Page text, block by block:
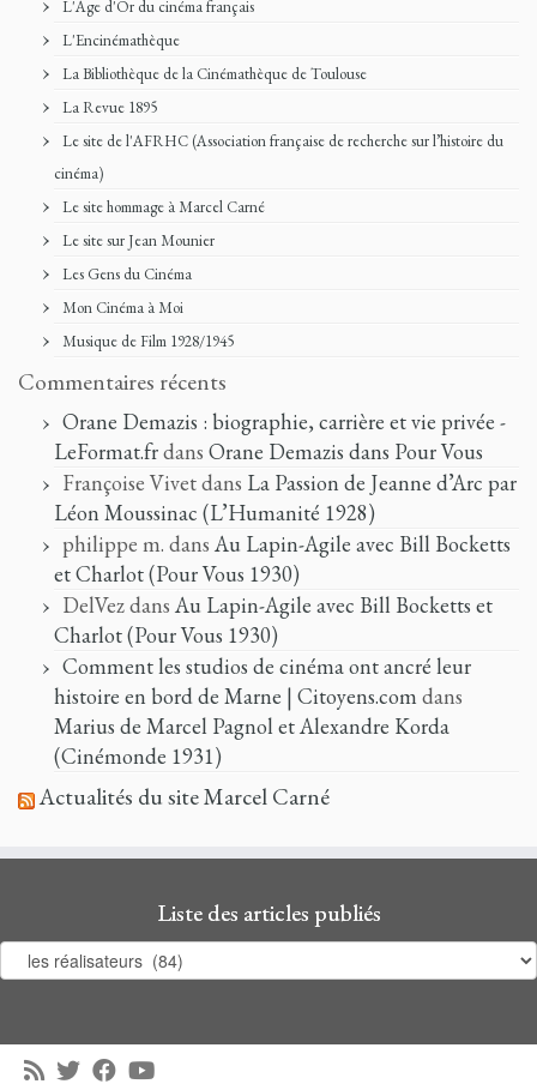
L'Age d'Or du cinéma français
L'Encinémathèque
La Bibliothèque de la Cinémathèque de Toulouse
La Revue 1895
Le site de l'AFRHC (Association française de recherche sur l’histoire du
cinéma)
Le site hommage à Marcel Carné
Le site sur Jean Mounier
Les Gens du Cinéma
Mon Cinéma à Moi
Musique de Film 1928/1945
Commentaires récents
Orane Demazis : biographie, carrière et vie privée -
LeFormat.frdans Orane Demazis dans Pour Vous
Françoise Vivetdans La Passion de Jeanne d’Arc par
Léon Moussinac (L’Humanité 1928)
philippe m. dans Au Lapin-Agile avec Bill Bocketts
et Charlot (Pour Vous 1930)
DelVezdans Au Lapin-Agile avec Bill Bocketts et
Charlot (Pour Vous 1930)
Comment les studios de cinéma ont ancré leur
histoire en bord de Marne | Citoyens.comdans
Marius de Marcel Pagnol et Alexandre Korda
(Cinémonde 1931)
Actualités du site Marcel Carné
Liste des articles publiés
des